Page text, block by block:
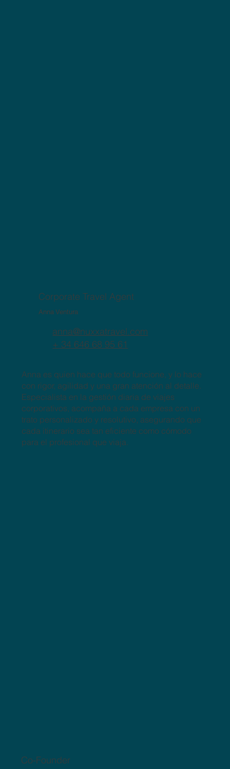
Corporate Travel Agent
Anna Ventura
anna@nuxxatravel.com
+ 34 646 68 95 61
Anna es quien hace que todo funcione, y lo hace
con rigor, agilidad y una gran atención al detalle.
Especialista en la gestión diaria de viajes
corporativos, acompaña a cada empresa con un
trato personalizado y resolutivo, asegurando que
cada itinerario sea tan eficiente como cómodo
para el profesional que viaja.
Co-Founder